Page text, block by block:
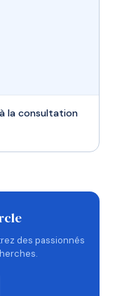
la consultation
des passionnés